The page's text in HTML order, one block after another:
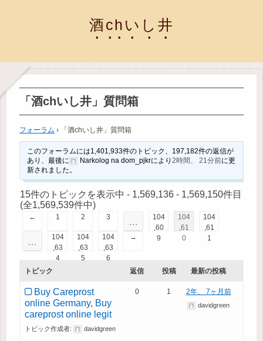
酒chいし井
「酒chいし井」質問箱
フォーラム › 「酒chいし井」質問箱
このフォーラムには1,401,933件のトピック、197,182件の返信が
あり、最後に
Narkolog na dom_pjkrにより 2時間、 21分前に更
新されました。
15件のトピックを表示中 - 1,569,136 - 1,569,150件目
(全1,569,539件中)
← 1 2 3 …
104
,60
9
104
,61
0
104
,61
1
…
104
,63
4
104
,63
5
104
,63
6
→
トピック 返信 投稿 最新の投稿
Buy Careprost
online Germany, Buy
careprost online legit
トピック作成者: davidgreen
0 1 2年、 7ヶ月前
davidgreen